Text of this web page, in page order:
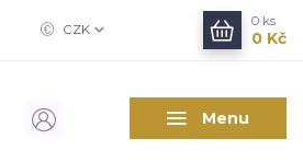
Menu
CZK
0 ks
0 Kč